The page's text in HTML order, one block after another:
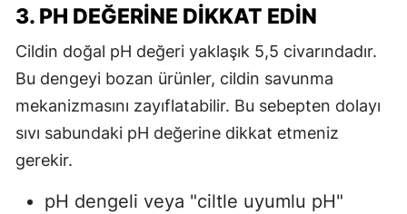
3. PH DEĞERINE DIKKAT EDIN
Cildin doğal pH değeri yaklaşık 5,5 civarındadır.
Bu dengeyi bozan ürünler, cildin savunma
mekanizmasını zayıflatabilir. Bu sebepten dolayı
sıvı sabundaki pH değerine dikkat etmeniz
gerekir.
pH dengeli veya "ciltle uyumlu pH"